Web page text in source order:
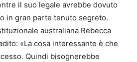
il suo legale avrebbe dovuto
in gran parte tenuto segreto.
australiana Rebecca
«La cosa interessante è che
Quindi bisognerebbe